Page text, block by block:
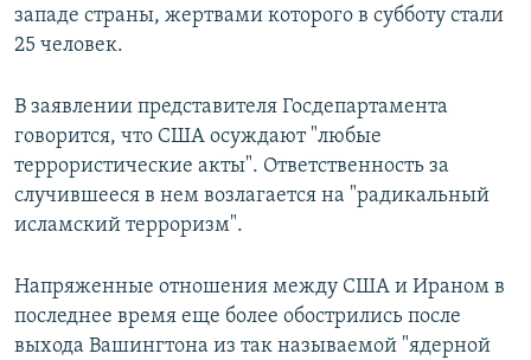
западе страны, жертвами которого в субботу стали
25 человек.
В заявлении представителя Госдепартамента
говорится, что США осуждают "любые
террористические акты". Ответственность за
случившееся в нем возлагается на "радикальный
исламский терроризм".
Напряженные отношения между США и Ираном в
последнее время еще более обострились после
выхода Вашингтона из так называемой "ядерной